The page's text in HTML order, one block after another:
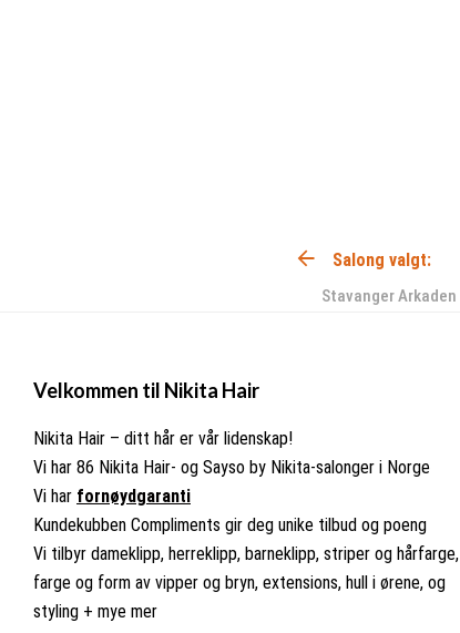
Salong valgt:
Stavanger Arkaden
Footer
Velkommen til Nikita Hair
Nikita Hair – ditt hår er vår lidenskap!
Vi har 86 Nikita Hair- og Sayso by Nikita-salonger i Norge
Vi har fornøydgaranti
Kundekubben Compliments gir deg unike tilbud og poeng
Vi tilbyr dameklipp, herreklipp, barneklipp, striper og hårfarge,
farge og form av vipper og bryn, extensions, hull i ørene, og
styling + mye mer